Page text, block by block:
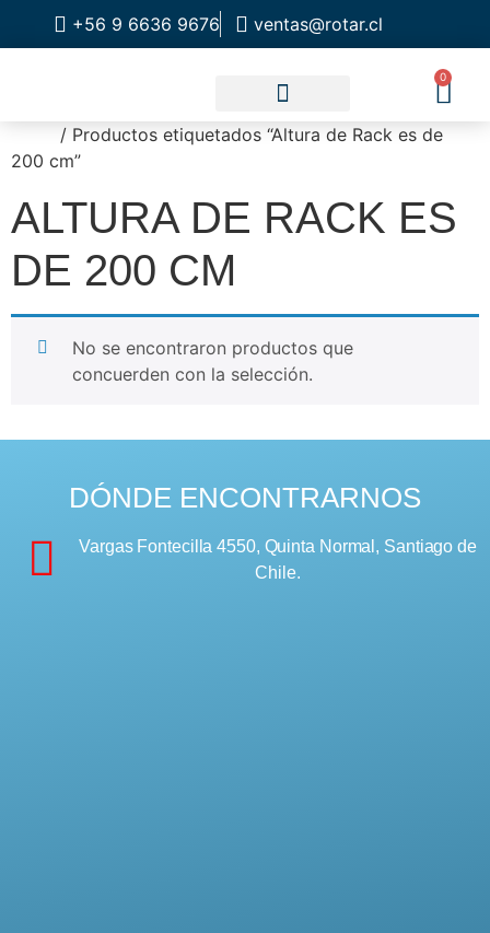
+56 9 6636 9676 ventas@rotar.cl
0
/ Productos etiquetados “Altura de Rack es de
200 cm”
ALTURA DE RACK ES
DE 200 CM
No se encontraron productos que
concuerden con la selección.
DÓNDE ENCONTRARNOS
Vargas Fontecilla 4550, Quinta Normal, Santiago de
Chile.